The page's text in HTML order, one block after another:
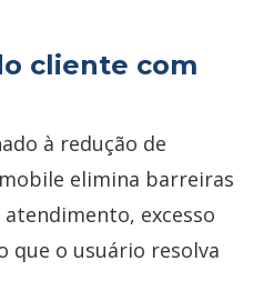
cliente com
à redução de
elimina barreiras
excesso
que o usuário resolva